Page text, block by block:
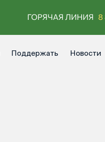
ГОРЯЧАЯ ЛИНИЯ 8
Поддержать Новости